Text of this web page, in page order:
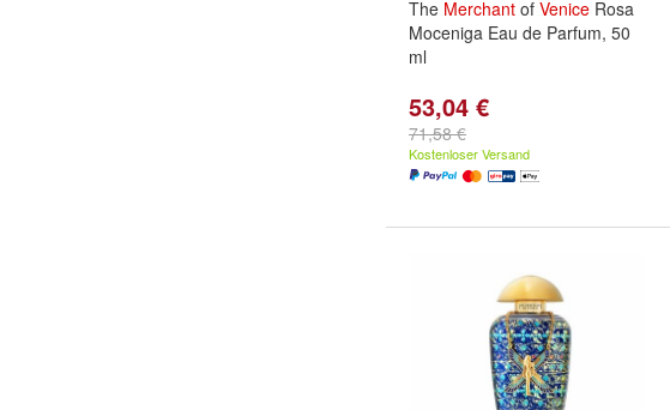
The Merchant of Venice Rosa
Moceniga Eau de Parfum, 50
ml
53,04 €
71,58 €
Kostenloser Versand